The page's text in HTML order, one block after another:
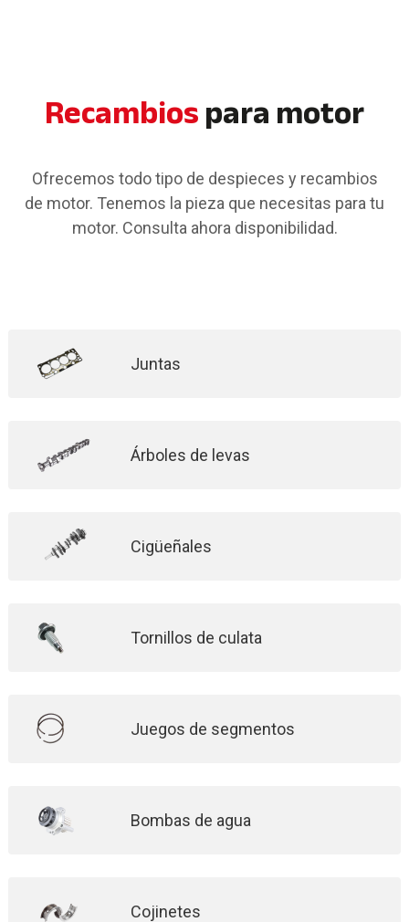
Recambiospara motor
Ofrecemos todo tipo de despieces y recambios
de motor. Tenemos la pieza que necesitas para tu
motor. Consulta ahora disponibilidad.
Juntas
Árboles de levas
Cigüeñales
Tornillos de culata
Juegos de segmentos
Bombas de agua
Cojinetes